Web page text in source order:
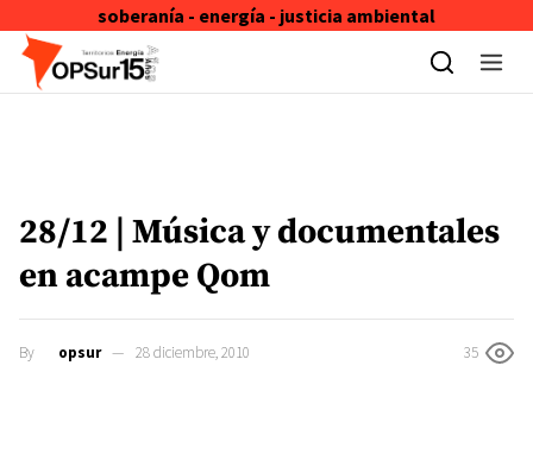
soberanía - energía - justicia ambiental
Skip to content
28/12 | Música y documentales
en acampe Qom
By opsur 28 diciembre, 2010 35